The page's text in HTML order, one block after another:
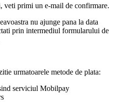
veti primi un e-mail de confirmare.
nu ajunge pana la data
prin intermediul formularului de
urmatoarele metode de plata:
serviciul Mobilpay